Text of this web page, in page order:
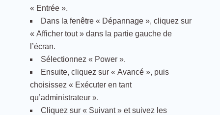
« Entrée ».
Dans la fenêtre « Dépannage », cliquez sur
« Afficher tout » dans la partie gauche de
l’écran.
Sélectionnez « Power ».
Ensuite, cliquez sur « Avancé », puis
choisissez « Exécuter en tant
qu’administrateur ».
Cliquez sur « Suivant » et suivez les